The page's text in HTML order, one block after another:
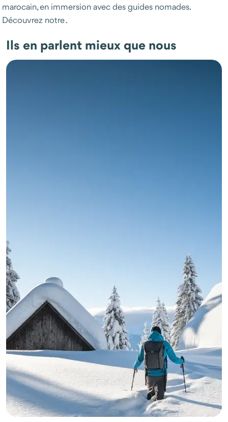
marocain, en immersion avec des guides nomades.
Découvrez notre.
Ils en parlent mieux que nous